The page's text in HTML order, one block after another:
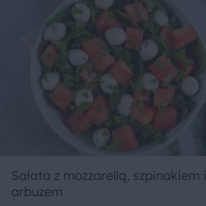
Sałata z mozzarellą, szpinakiem i
arbuzem